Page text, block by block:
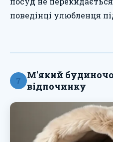
поведінці улюбленця
7
М'який
відпочинку